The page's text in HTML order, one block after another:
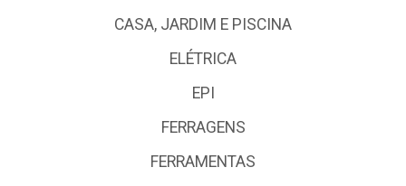
CASA, JARDIM E PISCINA
ELÉTRICA
EPI
FERRAGENS
FERRAMENTAS